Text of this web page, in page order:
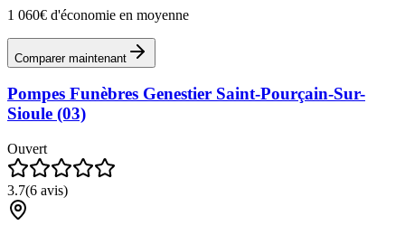
1 060€ d'économie en moyenne
Comparer maintenant
Pompes Funèbres Genestier Saint-Pourçain-Sur-
Sioule (03)
Ouvert
3.7(6 avis)